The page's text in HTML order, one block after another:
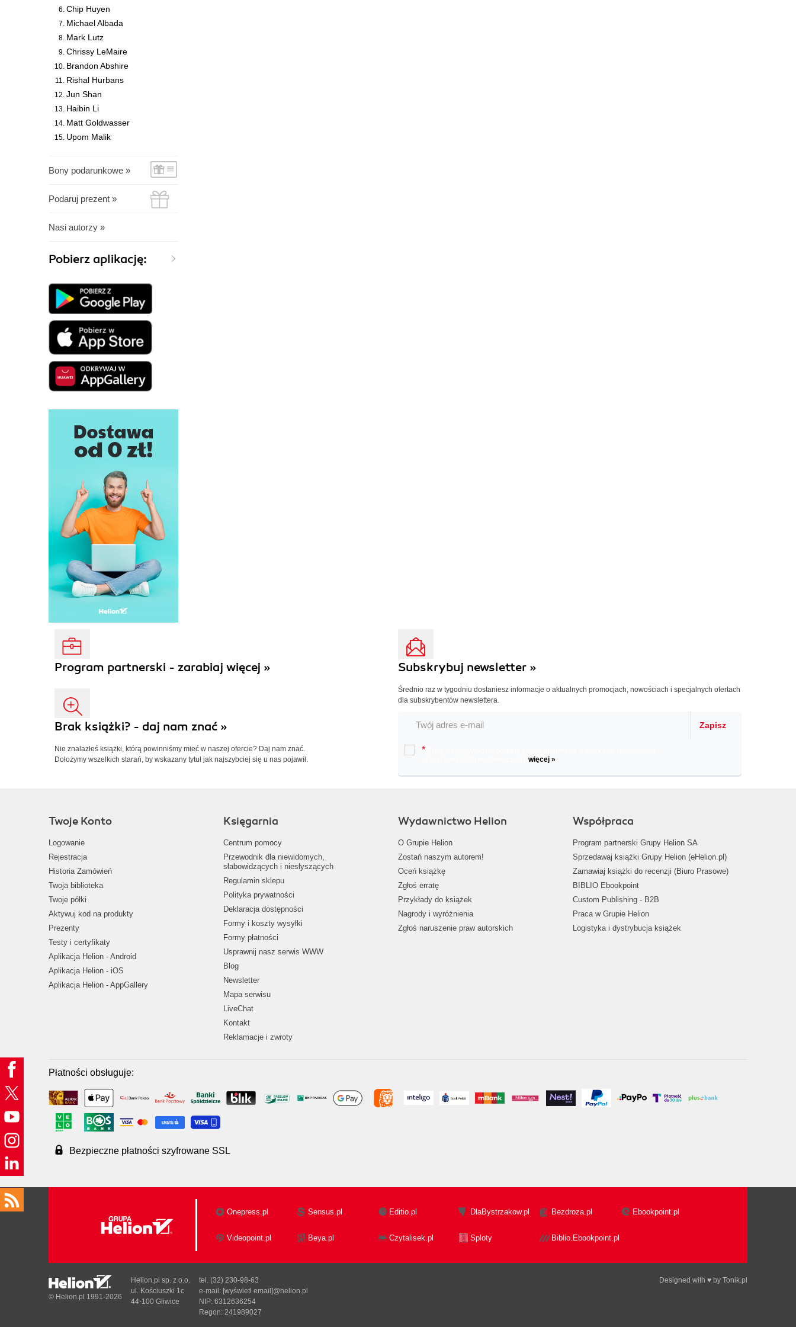
Chip Huyen
Michael Albada
Mark Lutz
Chrissy LeMaire
Brandon Abshire
Rishal Hurbans
Jun Shan
Haibin Li
Matt Goldwasser
Upom Malik
Bony podarunkowe »
Podaruj prezent »
Nasi autorzy »
Pobierz aplikację:
Program partnerski - zarabiaj więcej »
Brak książki? - daj nam znać »
Nie znalazłeś książki, którą powinniśmy mieć w naszej ofercie? Daj nam znać.
Dołożymy wszelkich starań, by wskazany tytuł jak najszybciej się u nas pojawił.
Subskrybuj newsletter »
Średnio raz w tygodniu dostaniesz informacje o aktualnych promocjach, nowościach i specjalnych ofertach
dla subskrybentów newslettera.
Zapisz
*
więcej »
Twoje Konto
Logowanie
Rejestracja
Historia Zamówień
Twoja biblioteka
Twoje półki
Aktywuj kod na produkty
Prezenty
Testy i certyfikaty
Aplikacja Helion - Android
Aplikacja Helion - iOS
Aplikacja Helion - AppGallery
Księgarnia
Centrum pomocy
Przewodnik dla niewidomych,
słabowidzących i niesłyszących
Regulamin sklepu
Polityka prywatności
Deklaracja dostępności
Formy i koszty wysyłki
Formy płatności
Usprawnij nasz serwis WWW
Blog
Newsletter
Mapa serwisu
LiveChat
Kontakt
Reklamacje i zwroty
Wydawnictwo Helion
O Grupie Helion
Zostań naszym autorem!
Oceń książkę
Zgłoś erratę
Przykłady do książek
Nagrody i wyróżnienia
Zgłoś naruszenie praw autorskich
Współpraca
Program partnerski Grupy Helion SA
Sprzedawaj książki Grupy Helion (eHelion.pl)
Zamawiaj książki do recenzji (Biuro Prasowe)
BIBLIO Ebookpoint
Custom Publishing - B2B
Praca w Grupie Helion
Logistyka i dystrybucja książek
Płatności obsługuje:
Bezpieczne płatności szyfrowane SSL
Onepress.pl Sensus.pl Editio.pl DlaBystrzakow.pl Bezdroza.pl Ebookpoint.pl
Videopoint.pl Beya.pl Czytalisek.pl Sploty Biblio.Ebookpoint.pl
Designed with ♥ by Tonik.pl
© Helion.pl 1991-2026
Helion.pl sp. z o.o.
ul. Kościuszki 1c
44-100 Gliwice
tel. (32) 230-98-63
e-mail: [wyświetl email]@helion.pl
NIP: 6312636254
Regon: 241989027